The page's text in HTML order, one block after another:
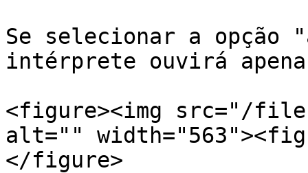
Se selecionar a
intérprete ouvirá
<figure><img src="/
alt=""
</figure>